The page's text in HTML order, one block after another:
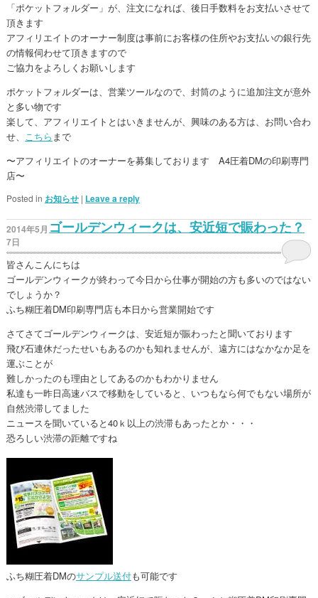
「ポケットフォルダー」が、注文になれば、後日手数料をお支払いさせて
頂きます
アフィリエイトのオーナー制度は事前にお客様の住所やお支払いの銀行先
の情報伺わせて頂きますので
ご協力をよろしくお願いします
ポケットフォルダーは、営業ツールなので、封筒のように追加注文が意外
と多い物です
楽して、アフィリエイトとはいきませんが、興味のある方は、お問い合わ
せ、 こちら まで
〜アフィリエイトのオーナーを募集しております A4圧着DMの印刷専門
店〜
Posted in お知らせ | Leave a reply
ゴールデンウィークは、安近短で賑わった？
2014年5月
7日
皆さんこんにちは
ゴールデンウィークが終わって今日から仕事が開始の方も多いのではない
でしょうか？
ふち糊圧着DM印刷専門店も本日から営業開始です
さてさてゴールデンウィークは、安近短が賑わったと聞いております
飛び石連休だったせいもあるのかも知れませんが、遠方にはなかなか足を
運ぶことが
難しかったのも理由としてあるのかもわかりません
私達も一昨日高速バスで移動をしていると、いつもなら何でもない場所が
自然渋滞してました
ニュースを聞いていると40ｋ以上の渋滞もあったとか・・・
恐ろしい渋滞の距離ですね
ふち糊圧着DMのサンプル送付も可能です